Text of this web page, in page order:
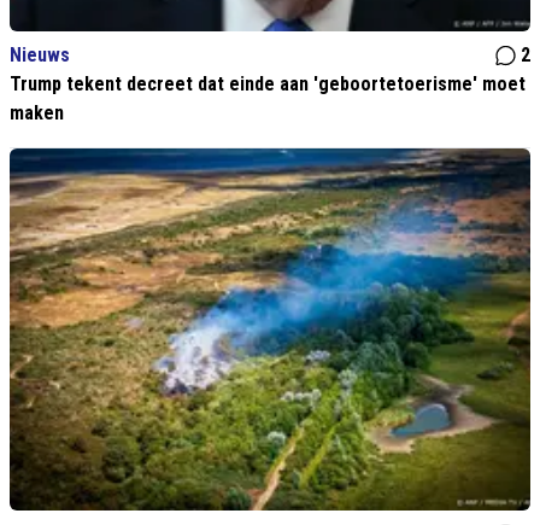
Nieuws
2
Trump tekent decreet dat einde aan 'geboortetoerisme' moet
maken